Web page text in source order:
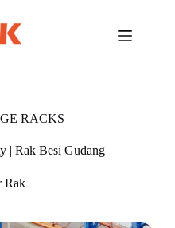
RACKS
| Rak Besi Gudang
Rak